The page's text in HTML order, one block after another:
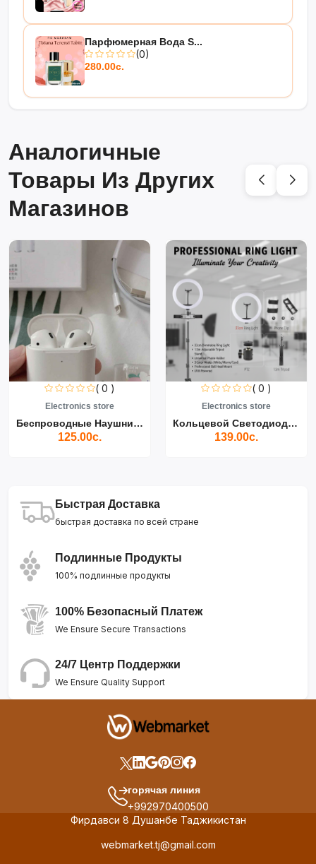
Парфюмерная Вода S...
(0)
280.00с.
Аналогичные
Товары Из Других
Магазинов
( 0 )
Electronics store
Беспроводные Наушники Air...
125.00с.
( 0 )
Electronics store
Кольцевой Светодиодный Св...
139.00с.
Быстрая Доставка
быстрая доставка по всей стране
Подлинные Продукты
100% подлинные продукты
100% Безопасный Платеж
We Ensure Secure Transactions
24/7 Центр Поддержки
We Ensure Quality Support
горячая линия
+992970400500
Фирдавси 8 Душанбе Таджикистан
webmarket.tj@gmail.com